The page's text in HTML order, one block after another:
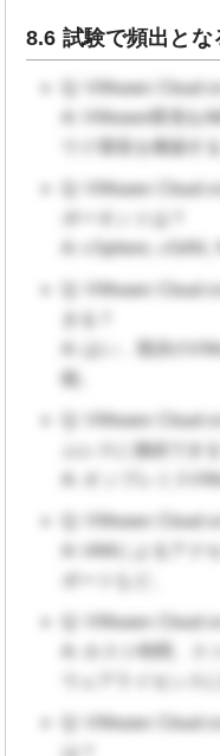
8.6 試験で頻出とな
Q: VMware Cloud
A: VMware環境を
ウド環境を構築す
Q: VMware Cloud
ポーネントは？
A: vSphere, vSAN,
Q: VMware Cloud
A: はい、既存の
能。
Q: VMware Cloud
ムレスに接続できる
A: オンプレミス
Q: VMware Cloud
A: IAMによるアク
Q: VMware Cloud
A: ホスト時間、ス
ウェアライセンス
Q: VMware Cloud